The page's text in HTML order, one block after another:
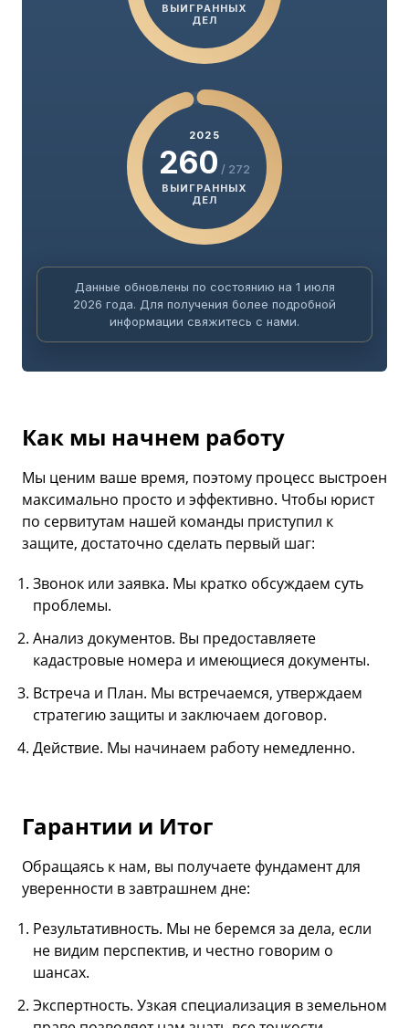
ВЫИГРАННЫХ
ДЕЛ
2025
260 / 272
ВЫИГРАННЫХ
ДЕЛ
Данные обновлены по состоянию на 1 июля
2026 года. Для получения более подробной
информации свяжитесь с нами.
Как мы начнем работу
Мы ценим ваше время, поэтому процесс выстроен
максимально просто и эффективно. Чтобы юрист
по сервитутам нашей команды приступил к
защите, достаточно сделать первый шаг:
Звонок или заявка. Мы кратко обсуждаем суть
проблемы.
Анализ документов. Вы предоставляете
кадастровые номера и имеющиеся документы.
Встреча и План. Мы встречаемся, утверждаем
стратегию защиты и заключаем договор.
Действие. Мы начинаем работу немедленно.
Гарантии и Итог
Обращаясь к нам, вы получаете фундамент для
уверенности в завтрашнем дне:
Результативность. Мы не беремся за дела, если
не видим перспектив, и честно говорим о
шансах.
Экспертность. Узкая специализация в земельном